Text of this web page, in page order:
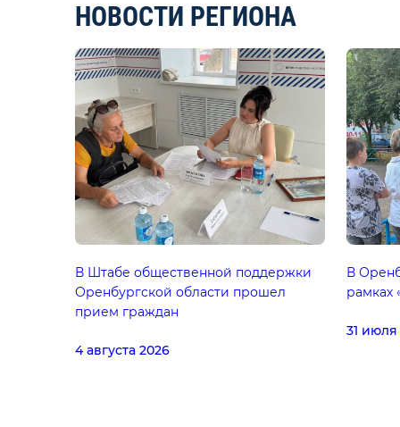
НОВОСТИ РЕГИОНА
В Штабе общественной поддержки
Оренбургской области прошел
прием граждан
4 августа 2026
В
рамках
31 июля